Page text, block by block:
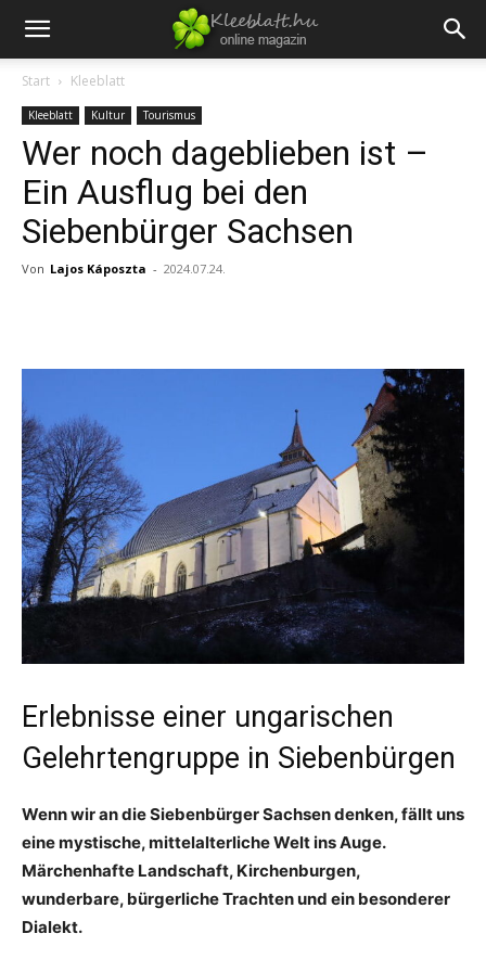
Start Kleeblatt
Kleeblatt Kultur Tourismus
Wer noch dageblieben ist –
Ein Ausflug bei den
Siebenbürger Sachsen
Von Lajos Káposzta - 2024.07.24.
Erlebnisse einer ungarischen
Gelehrtengruppe in Siebenbürgen
Wenn wir an die Siebenbürger Sachsen denken, fällt uns
eine mystische, mittelalterliche Welt ins Auge.
Märchenhafte Landschaft, Kirchenburgen,
wunderbare, bürgerliche Trachten und ein besonderer
Dialekt.